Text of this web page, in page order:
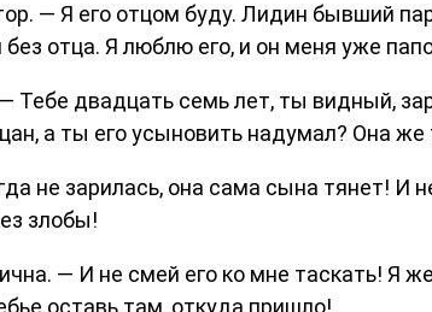
— Я его отцом буду. Лидин бывший
отца. Я люблю его, и он меня уже
Тебе двадцать семь лет, ты видный,
а ты его усыновить надумал? Она
не зарилась, она сама сына тянет!
злобы!
— И не смей его ко мне таскать! Я
оставь там, откуда пришло!